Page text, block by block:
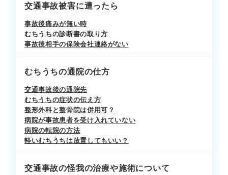
交通事故被害に遭ったら
事故後痛みが無い時
むちうちの診断書の取り方
事故後相手の保険会社連絡がない
むちうちの通院の仕方
交通事故後の通院先
むちうちの症状の伝え方
整形外科と整骨院は併用可？
病院が事故患者を受け入れていない
病院の転院の方法
軽いむちうちは放置してもいい？
交通事故の怪我の治療や施術について